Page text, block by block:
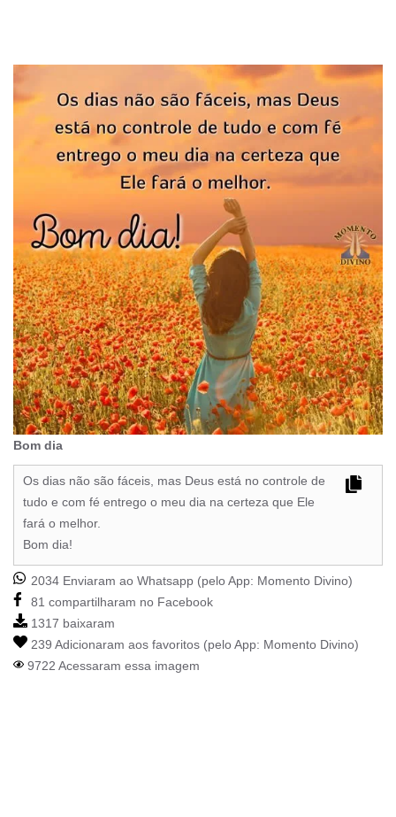
Bom dia
Os dias não são fáceis, mas Deus está no controle de
tudo e com fé entrego o meu dia na certeza que Ele
fará o melhor.
Bom dia!
2034 Enviaram ao Whatsapp (pelo App: Momento Divino)
81 compartilharam no Facebook
1317 baixaram
239 Adicionaram aos favoritos (pelo App: Momento Divino)
9722 Acessaram essa imagem